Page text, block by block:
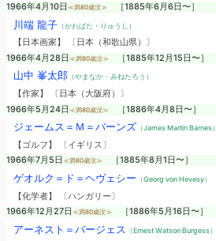
1966年4月10日 ≪満80歳没≫ ［1885年6月6日〜］
川端 龍子（かわばた・りゅうし）
【日本画家】 〔日本（和歌山県）〕
1966年4月28日 ≪満80歳没≫ ［1885年12月15日〜］
山中 峯太郎（やまなか・みねたろう）
【作家】 〔日本（大阪府）〕
1966年5月24日 ≪満80歳没≫ ［1886年4月8日〜］
ジェームス＝Ｍ＝バーンズ （James Martin Barnes）
【ゴルフ】 〔イギリス〕
1966年7月5日 ≪満80歳没≫ ［1885年8月1日〜］
ゲオルク＝ド＝ヘヴェシー （Georg von Hevesy）
【化学者】 〔ハンガリー〕
1966年12月27日 ≪満80歳没≫ ［1886年5月16日〜］
アーネスト＝バージェス （Ernest Watson Burgess）